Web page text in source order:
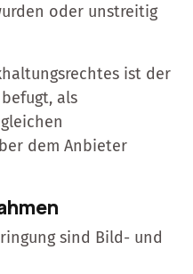
oder unstreitig
ist der
als
dem Anbieter
sind Bild- und